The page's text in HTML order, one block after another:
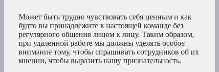
Может быть трудно чувствовать себя ценным и как
будто вы принадлежите к настоящей команде без
регулярного общения лицом к лицу. Таким образом,
при удаленной работе мы должны уделять особое
внимание тому, чтобы спрашивать сотрудников об их
мнении, чтобы выразить нашу признательность.